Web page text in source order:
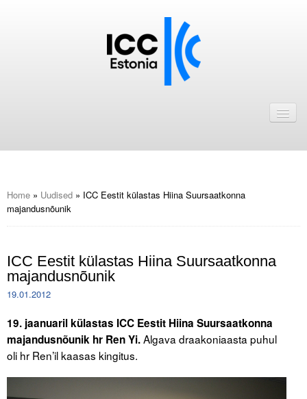
ICC Eesti liikmebaas
Kalender
Tegevused
Publikatsioonid
Home » Uudised » ICC Eestit külastas Hiina Suursaatkonna
majandusnõunik
ICC Eestit külastas Hiina Suursaatkonna
majandusnõunik
19.01.2012
19. jaanuaril külastas ICC Eestit Hiina Suursaatkonna
majandusnõunik hr Ren Yi.Algava draakoniaasta puhul
oli hr Ren’il kaasas kingitus.